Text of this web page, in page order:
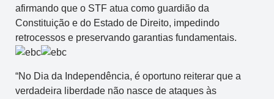
afirmando que o STF atua como guardião da
Constituição e do Estado de Direito, impedindo
retrocessos e preservando garantias fundamentais.
“No Dia da Independência, é oportuno reiterar que a
verdadeira liberdade não nasce de ataques às